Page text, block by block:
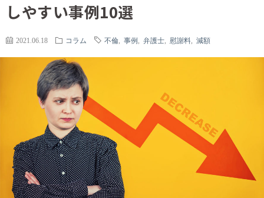
しやすい事例10選
2021.06.18 コラム 不倫 事例 弁護士 慰謝料 減額